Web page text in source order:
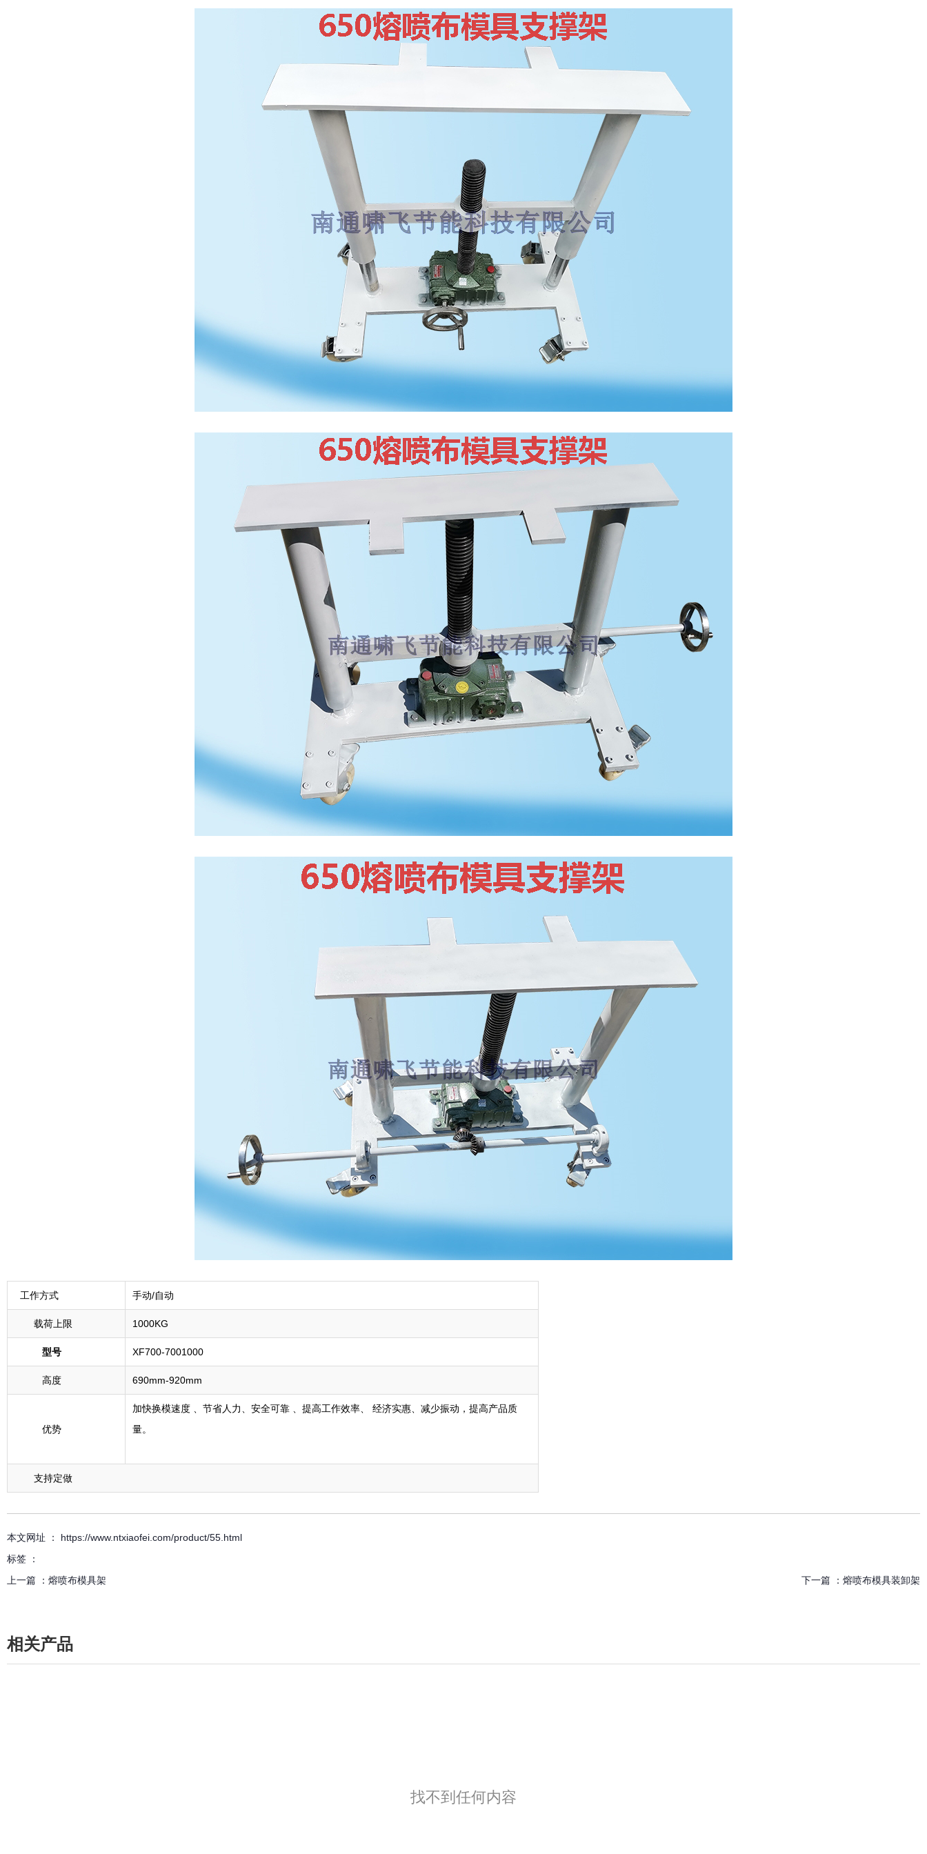
工作方式 手动/自动
载荷上限 1000KG
型号 XF700-7001000
高度 690mm-920mm
优势
加快换模速度 、节省人力、安全可靠 、提高工作效率、 经济实惠、减少振动，提高产品质
量。
支持定做
本文网址 ： https://www.ntxiaofei.com/product/55.html
标签 ：
上一篇 ： 熔喷布模具架 下一篇 ： 熔喷布模具装卸架
相关产品
找不到任何内容